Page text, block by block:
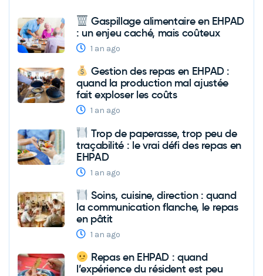
Gaspillage alimentaire en EHPAD
: un enjeu caché, mais coûteux
1 an ago
Gestion des repas en EHPAD :
quand la production mal ajustée
fait exploser les coûts
1 an ago
Trop de paperasse, trop peu de
traçabilité : le vrai défi des repas en
EHPAD
1 an ago
Soins, cuisine, direction : quand
la communication flanche, le repas
en pâtit
1 an ago
Repas en EHPAD : quand
l’expérience du résident est peu